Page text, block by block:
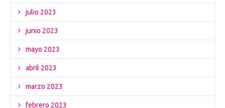
julio 2023
junio 2023
mayo 2023
abril 2023
marzo 2023
febrero 2023